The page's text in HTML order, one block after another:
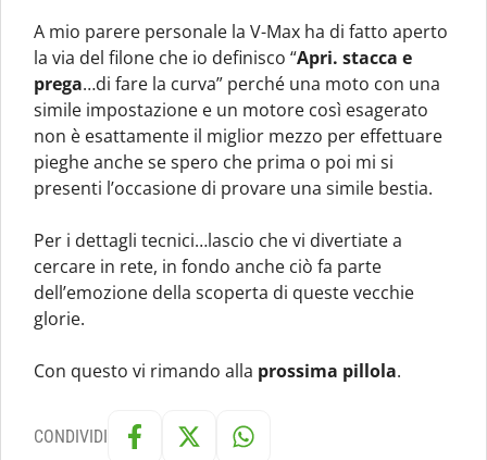
A mio parere personale la V-Max ha di fatto aperto
la via del filone che io definisco “Apri. stacca e
prega…di fare la curva” perché una moto con una
simile impostazione e un motore così esagerato
non è esattamente il miglior mezzo per effettuare
pieghe anche se spero che prima o poi mi si
presenti l’occasione di provare una simile bestia.
Per i dettagli tecnici…lascio che vi divertiate a
cercare in rete, in fondo anche ciò fa parte
dell’emozione della scoperta di queste vecchie
glorie.
Con questo vi rimando alla prossima pillola.
CONDIVIDI